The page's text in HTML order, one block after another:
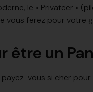
le « Privateer
vous ferez pour
être un
vous si cher pour